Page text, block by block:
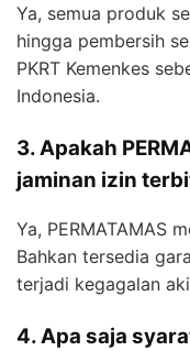
Ya, semua produk
hingga pembersih
PKRT Kemenkes
Indonesia.
3. Apakah
jaminan izin
Ya, PERMATAMAS
Bahkan tersedia
terjadi kegagalan
4. Apa saja